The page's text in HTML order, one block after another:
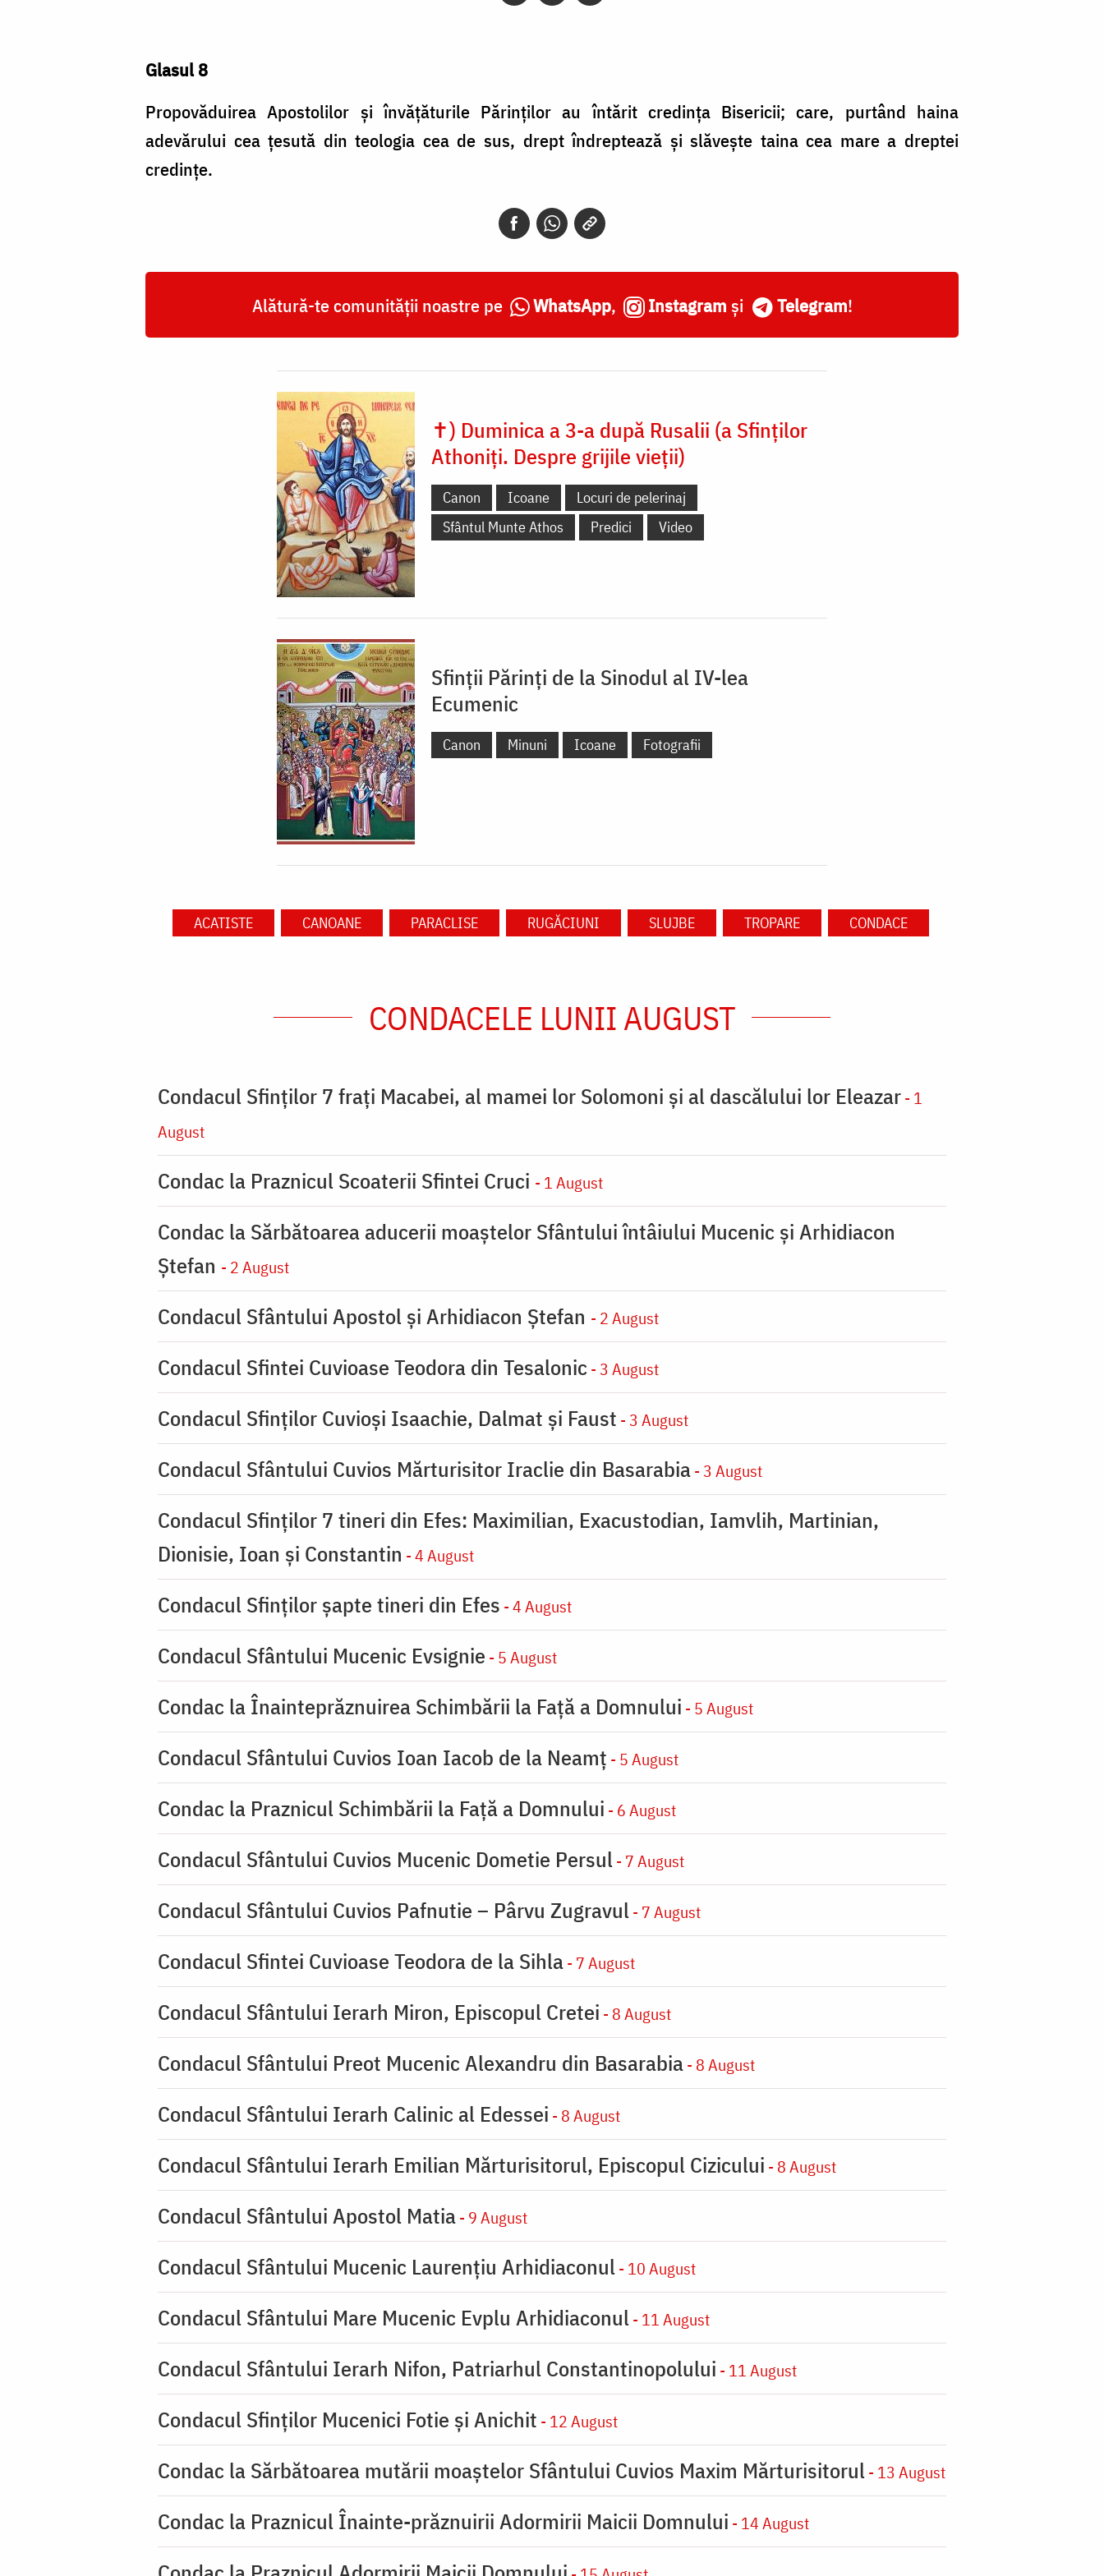
Glasul 8
Propovăduirea Apostolilor şi învăţăturile Părinţilor au întărit credinţa Bisericii; care, purtând haina
adevărului cea ţesută din teologia cea de sus, drept îndreptează şi slăveşte taina cea mare a dreptei
credinţe.
Alătură-te comunității noastre pe WhatsApp, Instagram și Telegram!
✝) Duminica a 3-a după Rusalii (a Sfinților
Athoniți. Despre grijile vieții)
Canon Icoane
Locuri de pelerinaj
Sfântul Munte Athos
Predici Video
Sfinţii Părinţi de la Sinodul al IV-lea
Ecumenic
Canon Minuni Icoane Fotografii
ACATISTE CANOANE PARACLISE RUGĂCIUNI SLUJBE TROPARE CONDACE
CONDACELE LUNII AUGUST
Condacul Sfinţilor 7 fraţi Macabei, al mamei lor Solomoni şi al dascălului lor Eleazar- 1
August
Condac la Praznicul Scoaterii Sfintei Cruci - 1 August
Condac la Sărbătoarea aducerii moaştelor Sfântului întâiului Mucenic şi Arhidiacon
Ştefan - 2 August
Condacul Sfântului Apostol și Arhidiacon Ștefan - 2 August
Condacul Sfintei Cuvioase Teodora din Tesalonic - 3 August
Condacul Sfinţilor Cuvioşi Isaachie, Dalmat şi Faust - 3 August
Condacul Sfântului Cuvios Mărturisitor Iraclie din Basarabia- 3 August
Condacul Sfinţilor 7 tineri din Efes: Maximilian, Exacustodian, Iamvlih, Martinian,
Dionisie, Ioan şi Constantin - 4 August
Condacul Sfinţilor şapte tineri din Efes - 4 August
Condacul Sfântului Mucenic Evsignie - 5 August
Condac la Înainteprăznuirea Schimbării la Faţă a Domnului - 5 August
Condacul Sfântului Cuvios Ioan Iacob de la Neamț - 5 August
Condac la Praznicul Schimbării la Faţă a Domnului - 6 August
Condacul Sfântului Cuvios Mucenic Dometie Persul - 7 August
Condacul Sfântului Cuvios Pafnutie – Pârvu Zugravul - 7 August
Condacul Sfintei Cuvioase Teodora de la Sihla- 7 August
Condacul Sfântului Ierarh Miron, Episcopul Cretei - 8 August
Condacul Sfântului Preot Mucenic Alexandru din Basarabia- 8 August
Condacul Sfântului Ierarh Calinic al Edessei - 8 August
Condacul Sfântului Ierarh Emilian Mărturisitorul, Episcopul Cizicului - 8 August
Condacul Sfântului Apostol Matia- 9 August
Condacul Sfântului Mucenic Laurențiu Arhidiaconul - 10 August
Condacul Sfântului Mare Mucenic Evplu Arhidiaconul - 11 August
Condacul Sfântului Ierarh Nifon, Patriarhul Constantinopolului - 11 August
Condacul Sfinţilor Mucenici Fotie şi Anichit - 12 August
Condac la Sărbătoarea mutării moaştelor Sfântului Cuvios Maxim Mărturisitorul - 13 August
Condac la Praznicul Înainte-prăznuirii Adormirii Maicii Domnului - 14 August